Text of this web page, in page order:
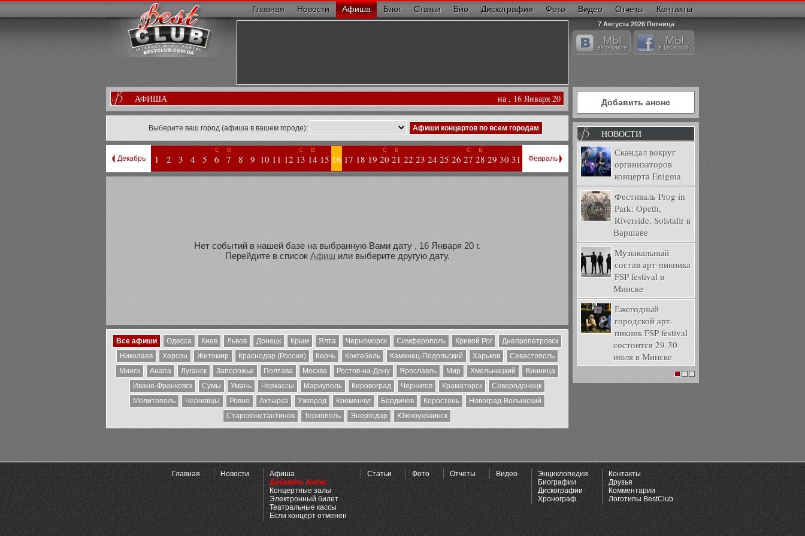
Главная Новости Афиша Блог Статьи Био Дискографии Фото Видео Отчеты Контакты
7 Августа 2026 Пятница
МЫ
вконтакте
МЫ
в facebook
АФИША на , 16 Января 20
Выберите ваш город (афиша в вашем городе): Афиши концертов по всем городам
Декабрь 1 2 3 4 5
С
6
В
7 8 9 10 11 12
С
13
В
14 15 16 17 18 19
С
20
В
21 22 23 24 25 26
С
27
В
28 29 30 31 Февраль
Нет событий в нашей базе на выбранную Вами дату , 16 Января 20 г.
Перейдите в список Афиш или выберите другую дату.
Все афиши Одесса Киев Львов Донецк Крым Ялта Черноморск Симферополь Кривой Рог
Днепропетровск
Николаев
Херсон Житомир Краснодар (Россия) Керчь Коктебель Каменец-Подольский Харьков
Севастополь
Минск
Анапа Луганск Запорожье Полтава Москва Ростов-на-Дону Ярославль Мир Хмельницкий
Винница
Ивано-Франковск
Сумы Умань Черкассы Мариуполь Кировоград Чернигов Краматорск
Северодонецк
Мелитополь
Черновцы Ровно Ахтырка Ужгород Кременчуг Бердичев Коростень
Новоград-Волынский
Староконстантинов
Тернополь Энергодар Южноукраинск
Добавить анонс
НОВОСТИ
Скандал вокруг
организаторов
концерта Enigma
Фестиваль Prog in
Park: Opeth,
Riverside, Solstafir в
Варшаве
Музыкальный
состав арт-пикника
FSP festival в
Минске
Ежегодный
городской арт-
пикник FSP festival
состоится 29-30
июля в Минске
Главная Новости
Афиша
Добавить Анонс
Концертные залы
Электронный билет
Театральные кассы
Если концерт отменен
Статьи Фото Отчеты Видео
Энциклопедия
Биографии
Дискографии
Хронограф
Контакты
Друзья
Комментарии
Логотипы BestClub